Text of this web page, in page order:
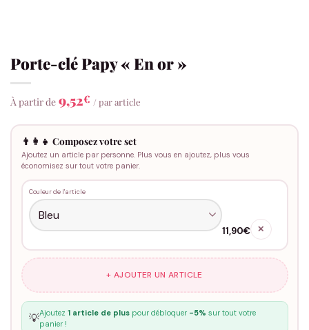
Porte-clé Papy « En or »
À partir de 9,52€ / par article
👨‍👩‍👧 Composez votre set
Ajoutez un article par personne. Plus vous en ajoutez, plus vous
économisez sur tout votre panier.
Couleur de l'article
11,90€ ✕
+ AJOUTER UN ARTICLE
💡Ajoutez 1 article de pluspour débloquer -5% sur tout votre
panier !